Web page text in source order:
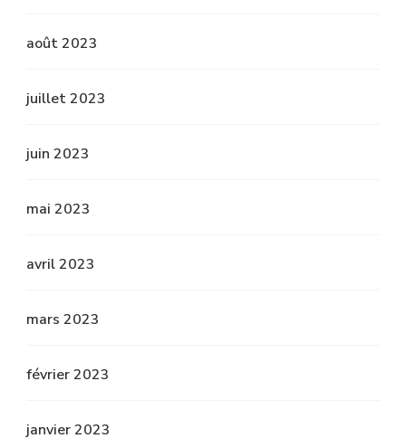
août 2023
juillet 2023
juin 2023
mai 2023
avril 2023
mars 2023
février 2023
janvier 2023